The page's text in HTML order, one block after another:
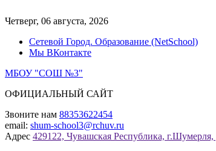
к
Четверг, 06 августа, 2026
Сетевой Город. Образование (NetSchool)
Мы ВКонтакте
МБОУ "СОШ №3"
ОФИЦИАЛЬНЫЙ САЙТ
Звоните нам 88353622454
email: shum-school3@rchuv.ru
Адрес 429122, Чувашская Республика,